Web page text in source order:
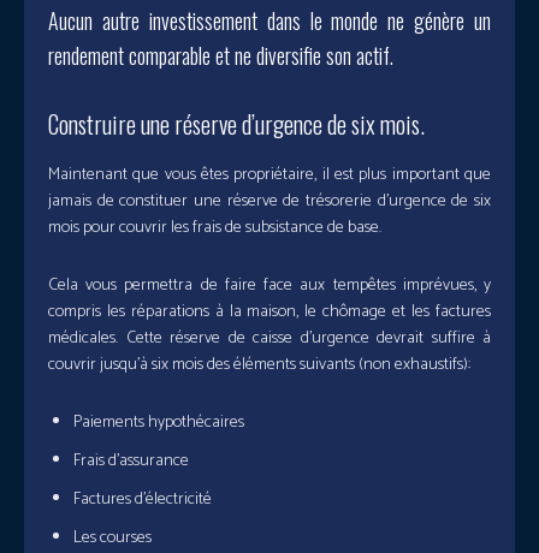
Aucun autre investissement dans le monde ne génère un
rendement comparable et ne diversifie son actif.
Construire une réserve d’urgence de six mois.
Maintenant que vous êtes propriétaire, il est plus important que
jamais de constituer une réserve de trésorerie d’urgence de six
mois pour couvrir les frais de subsistance de base.
Cela vous permettra de faire face aux tempêtes imprévues, y
compris les réparations à la maison, le chômage et les factures
médicales. Cette réserve de caisse d’urgence devrait suffire à
couvrir jusqu’à six mois des éléments suivants (non exhaustifs):
Paiements hypothécaires
Frais d’assurance
Factures d’électricité
Les courses